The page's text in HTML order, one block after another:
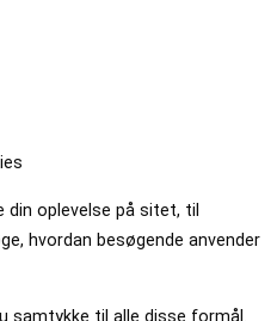
oplevelse på sitet, til
hvordan besøgende anvender
samtykke til alle disse formål.